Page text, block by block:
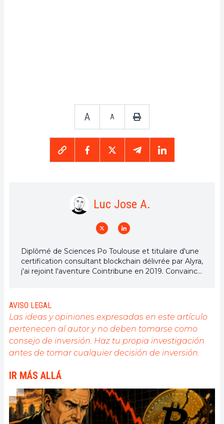
A A
Luc Jose A.
Diplômé de Sciences Po Toulouse et titulaire d'une
certification consultant blockchain délivrée par Alyra,
j'ai rejoint l'aventure Cointribune en 2019. Convaincu
l'engagement de sensibiliser et d'informer le grand
public sur cet écosystème en constante évolution.
Mon objectif est de permettre à chacun de mieux
comprendre la blockchain et de saisir les
opportunités qu'elle offre. Je m'efforce chaque jour
de fournir une analyse objective de l'actualité, de
dernières innovations technologiques et de mettre
en perspective les enjeux économiques et
sociétaux de cette révolution en marche.
AVISO LEGAL
Las ideas y opiniones expresadas en este artículo
pertenecen al autor y no deben tomarse como
consejo de inversión. Haz tu propia investigación
antes de tomar cualquier decisión de inversión.
IR MÁS ALLÁ